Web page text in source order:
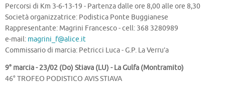
Percorsi di Km 3-6-13-19 - Partenza dalle ore 8,00 alle ore 8,30
Società organizzatrice: Podistica Ponte Buggianese
Rappresentante: Magrini Francesco - cell: 368 3280989
e-mail: magrini_f@alice.it
Commissario di marcia: Petricci Luca - G.P. La Verru’a
9° marcia - 23/02 (Do) Stiava (LU) - La Gulfa (Montramito)
46° TROFEO PODISTICO AVIS STIAVA